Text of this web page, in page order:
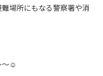
場所にもなる警察署や消
～☺